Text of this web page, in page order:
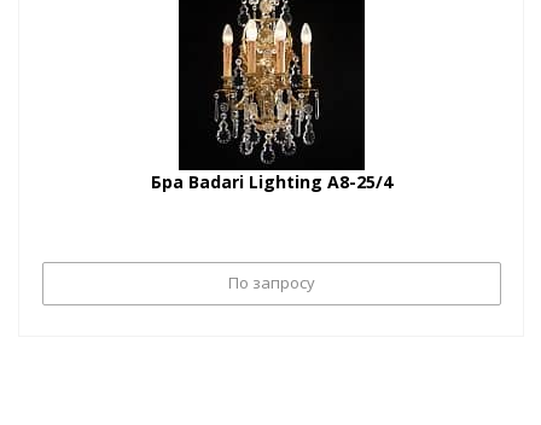
Бра Badari Lighting A8-25/4
По запросу